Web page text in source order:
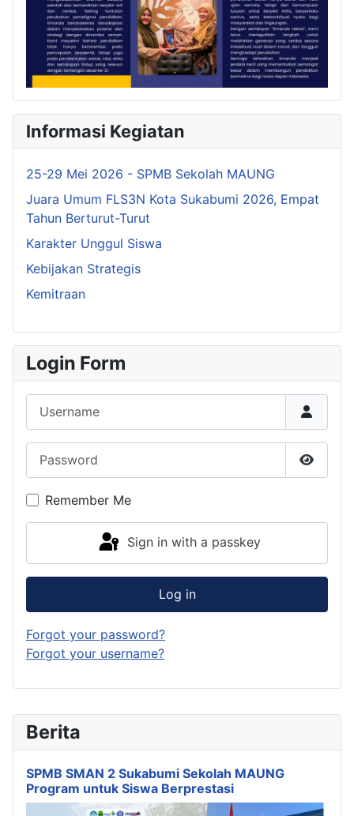
Berita
SPMB SMAN 2 Sukabumi Sekolah MAUNG
Program untuk Siswa Berprestasi
Informasi Kegiatan
25-29 Mei 2026 - SPMB Sekolah MAUNG
Juara Umum FLS3N Kota Sukabumi 2026, Empat
Tahun Berturut-Turut
Karakter Unggul Siswa
Kebijakan Strategis
Kemitraan
Login Form
Show
Remember Me
Sign in with a passkey
Log in
Forgot your password?
Forgot your username?